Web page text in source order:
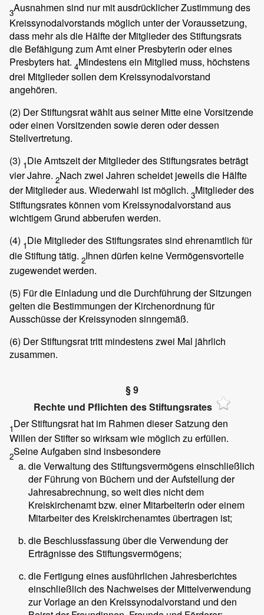
3Ausnahmen sind nur mit ausdrücklicher Zustimmung des
Kreissynodalvorstands möglich unter der Voraussetzung,
dass mehr als die Hälfte der Mitglieder des Stiftungsrats
die Befähigung zum Amt einer Presbyterin oder eines
Presbyters hat. 4Mindestens ein Mitglied muss, höchstens
drei Mitglieder sollen dem Kreissynodalvorstand
angehören.
(2) Der Stiftungsrat wählt aus seiner Mitte eine Vorsitzende
oder einen Vorsitzenden sowie deren oder dessen
Stellvertretung.
(3) 1Die Amtszeit der Mitglieder des Stiftungsrates beträgt
vier Jahre. 2Nach zwei Jahren scheidet jeweils die Hälfte
der Mitglieder aus. Wiederwahl ist möglich. 3Mitglieder des
Stiftungsrates können vom Kreissynodalvorstand aus
wichtigem Grund abberufen werden.
(4) 1Die Mitglieder des Stiftungsrates sind ehrenamtlich für
die Stiftung tätig. 2Ihnen dürfen keine Vermögensvorteile
zugewendet werden.
(5) Für die Einladung und die Durchführung der Sitzungen
gelten die Bestimmungen der Kirchenordnung für
Ausschüsse der Kreissynoden sinngemäß.
(6) Der Stiftungsrat tritt mindestens zwei Mal jährlich
zusammen.
§ 9
Rechte und Pflichten des Stiftungsrates
1Der Stiftungsrat hat im Rahmen dieser Satzung den
Willen der Stifter so wirksam wie möglich zu erfüllen.
2Seine Aufgaben sind insbesondere
die Verwaltung des Stiftungsvermögens einschließlich
der Führung von Büchern und der Aufstellung der
Jahresabrechnung, so weit dies nicht dem
Kreiskirchenamt bzw. einer Mitarbeiterin oder einem
Mitarbeiter des Kreiskirchenamtes übertragen ist;
die Beschlussfassung über die Verwendung der
Erträgnisse des Stiftungsvermögens;
die Fertigung eines ausführlichen Jahresberichtes
einschließlich des Nachweises der Mittelverwendung
zur Vorlage an den Kreissynodalvorstand und den